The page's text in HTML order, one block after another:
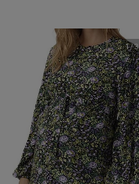
1/3